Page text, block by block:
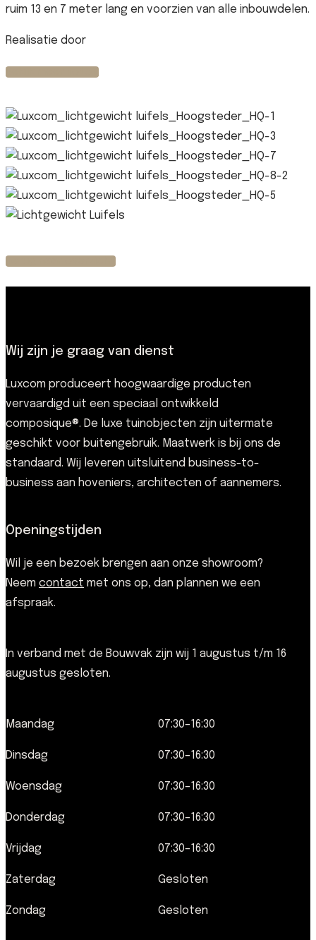
ruim 13 en 7 meter lang en voorzien van alle inbouwdelen.
Realisatie door
Bekijk meer foto's
Terug naar overzicht
Wij zijn je graag van dienst
Luxcom produceert hoogwaardige producten
vervaardigd uit een speciaal ontwikkeld
composique®. De luxe tuinobjecten zijn uitermate
geschikt voor buitengebruik. Maatwerk is bij ons de
standaard. Wij leveren uitsluitend business-to-
business aan hoveniers, architecten of aannemers.
Openingstijden
Wil je een bezoek brengen aan onze showroom?
Neem contact met ons op, dan plannen we een
afspraak.
In verband met de Bouwvak zijn wij 1 augustus t/m 16
augustus gesloten.
Maandag
Dinsdag
Woensdag
Donderdag
Vrijdag
Zaterdag
Zondag
07:30–16:30
07:30–16:30
07:30–16:30
07:30–16:30
07:30–16:30
Gesloten
Gesloten